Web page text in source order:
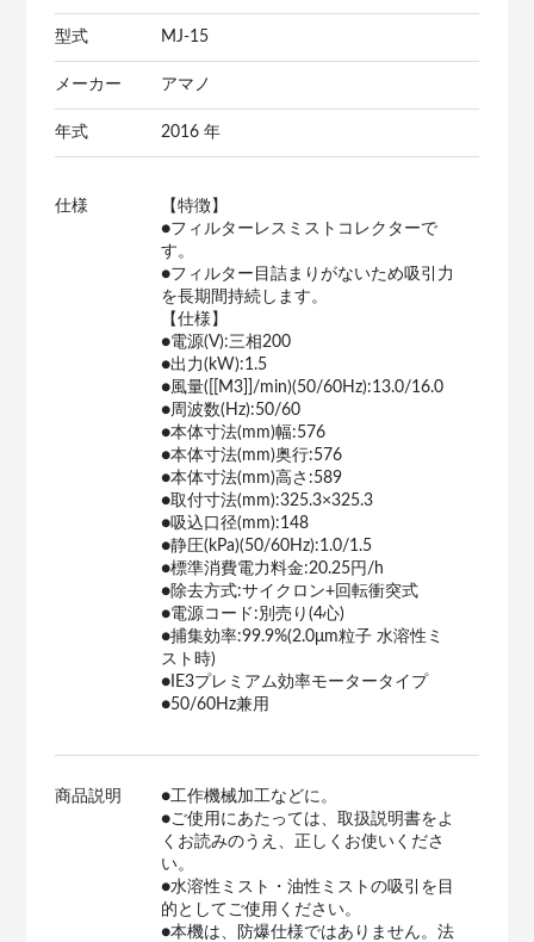
型式 MJ-15
メーカー アマノ
年式 2016 年
仕様
【特徴】
●フィルターレスミストコレクターで
す。
●フィルター目詰まりがないため吸引力
を長期間持続します。
【仕様】
●電源(V):三相200
●出力(kW):1.5
●風量([[M3]]/min)(50/60Hz):13.0/16.0
●周波数(Hz):50/60
●本体寸法(mm)幅:576
●本体寸法(mm)奥行:576
●本体寸法(mm)高さ:589
●取付寸法(mm):325.3×325.3
●吸込口径(mm):148
●静圧(kPa)(50/60Hz):1.0/1.5
●標準消費電力料金:20.25円/h
●除去方式:サイクロン+回転衝突式
●電源コード:別売り(4心)
●捕集効率:99.9%(2.0μm粒子 水溶性ミ
スト時)
●IE3プレミアム効率モータータイプ
●50/60Hz兼用
商品説明
●工作機械加工などに。
●ご使用にあたっては、取扱説明書をよ
くお読みのうえ、正しくお使いくださ
い。
●水溶性ミスト・油性ミストの吸引を目
的としてご使用ください。
●本機は、防爆仕様ではありません。法